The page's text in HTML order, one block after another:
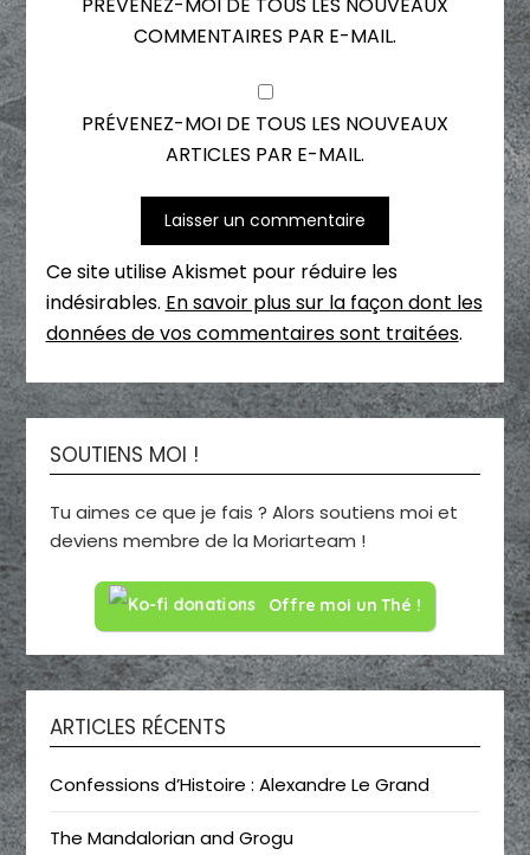
COMMENTAIRES PAR E-MAIL.
PRÉVENEZ-MOI DE TOUS LES NOUVEAUX
ARTICLES PAR E-MAIL.
Ce site utilise Akismet pour réduire les
indésirables. En savoir plus sur la façon dont les
données de vos commentaires sont traitées.
SOUTIENS MOI !
Tu aimes ce que je fais ? Alors soutiens moi et
deviens membre de la Moriarteam !
Offre moi un Thé !
ARTICLES RÉCENTS
Confessions d’Histoire : Alexandre Le Grand
The Mandalorian and Grogu